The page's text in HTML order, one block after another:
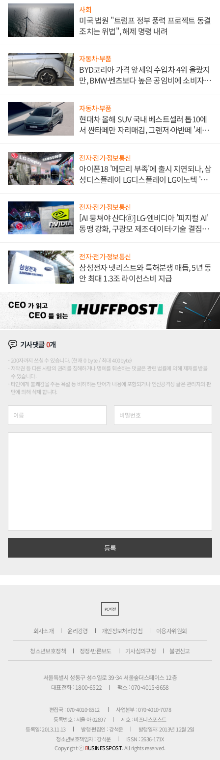
사회
미국 법원 "트럼프 정부 풍력 프로젝트 동결
조치는 위법", 해제 명령 내려
자동차·부품
BYD코리아 가격 앞세워 수입차 4위 올랐지
만, BMW·벤츠보다 높은 공임비에 소비자
자동차·부품
현대차 올해 SUV 국내 베스트셀러 톱10에
서 싼타페만 자리매김, 그랜저·아반떼 '세단
전자·전기·정보통신
아이폰18 '메모리 부족'에 출시 지연되나, 삼
성디스플레이 LG디스플레이 LG이노텍 '탈
전자·전기·정보통신
[AI 뭉쳐야 산다⑧] LG·엔비디아 '피지컬 AI'
동맹 강화, 구광모 제조·데이터·기술 결집
전자·전기·정보통신
삼성전자 넷리스트와 특허분쟁 매듭, 5년 동
안 최대 1.3조 라이선스비 지급
기사댓글0개
200자까지 쓰실 수 있습니다. (현재 0 byte / 최대 400byte)
저작권 등 다른 사람의 권리를 침해하거나 명예를 훼손하는 댓글은 관련 법률에 의해 제재를 받을
수 있습니다.
타인에게 불쾌감을 주는 욕설 등 비하하는 단어가 내용에 포함되거나 인신공격성 글은 관리자의 판
단에 의해 삭제 합니다.
PC버전
회사소개 윤리강령 개인정보처리방침 이용자위원회
청소년보호정책 정정·반론보도 기사심의규정 불편신고
서울특별시 성동구 성수일로 39-34 서울숲더스페이스 12층
대표전화 : 1800-6522
팩스 : 070-4015-8658
편집국 : 070-4010-8512
사업본부 : 070-4010-7078
등록번호 : 서울 아 02897
제호 : 비즈니스포스트
등록일: 2013.11.13
발행·편집인 : 강석운
발행일자: 2013년 12월 2일
청소년보호책임자 : 강석운
ISSN : 2636-171X
Copyright ⓒBUSINESSPOST. All rights reserved.